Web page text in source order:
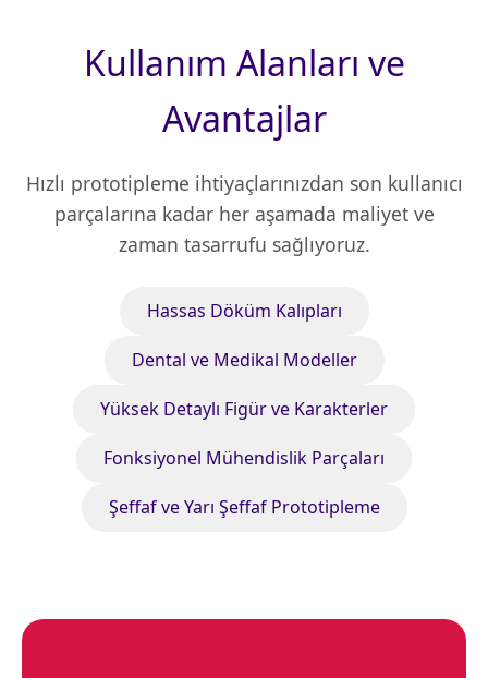
Kullanım Alanları ve
Avantajlar
Hızlı prototipleme ihtiyaçlarınızdan son kullanıcı
parçalarına kadar her aşamada maliyet ve
zaman tasarrufu sağlıyoruz.
Hassas Döküm Kalıpları
Dental ve Medikal Modeller
Yüksek Detaylı Figür ve Karakterler
Fonksiyonel Mühendislik Parçaları
Şeffaf ve Yarı Şeffaf Prototipleme